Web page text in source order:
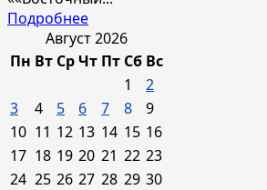
ПодробнееПрочитать
больше
о
<strong>На
Северо-
Востоке
Москвы
появится
альтернатива
Август 2026
Пн Вт СрЧт Пт Сб Вс
1
2
3
4 5 6 7 8
9
10 11 12 13 14 15 16
17 18 19 20 21 22 23
24 25 26 27 28 29 30